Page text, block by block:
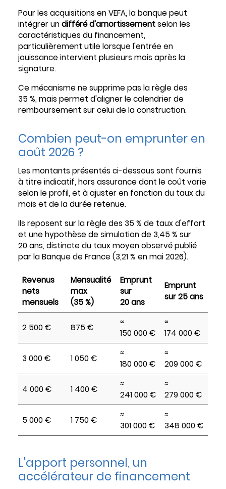
Pour les acquisitions en VEFA, la banque peut
intégrer undifféré d'amortissementselon les
caractéristiques du financement,
particulièrement utile lorsque l'entrée en
jouissance intervient plusieurs mois après la
signature.
Ce mécanisme ne supprime pas la règle des
35 %, mais permet d'aligner le calendrier de
remboursement sur celui de la construction.
Combien peut-on emprunter en
août 2026 ?
Les montants présentés ci-dessous sont fournis
à titre indicatif, hors assurance dont le coût varie
selon le profil, et à ajuster en fonction du taux du
mois et de la durée retenue.
Ils reposent sur la règle des 35 % de taux d'effort
et une hypothèse de simulation de 3,45 % sur
20 ans, distincte du taux moyen observé publié
par la Banque de France (3,21 % en mai 2026).
Revenus
nets
mensuels
Mensualité
max
(35 %)
Emprunt
sur
20 ans
Emprunt
sur 25 ans
2 500 € 875 €
≈
150 000 €
≈
174 000 €
3 000 € 1 050 €
≈
180 000 €
≈
209 000 €
4 000 € 1 400 €
≈
241 000 €
≈
279 000 €
5 000 € 1 750 €
≈
301 000 €
≈
348 000 €
L'apport personnel, un
accélérateur de financement